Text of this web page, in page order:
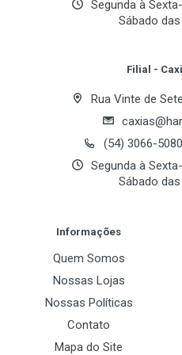
Holandês, Sueco, Chinês
Radio FM embutido com
Gravador de voz digital com
até 288 horas
7 Tipos de equalização
Soft, DBB)
Game embutido
Bateria interna recarregável
Segunda à
Sábado
Filial -
Rua Vinte de
(54) 3066-
Segunda à
Sábado
Informações
Quem Somos
Nossas Lojas
Nossas Políticas
Contato
Mapa do Site